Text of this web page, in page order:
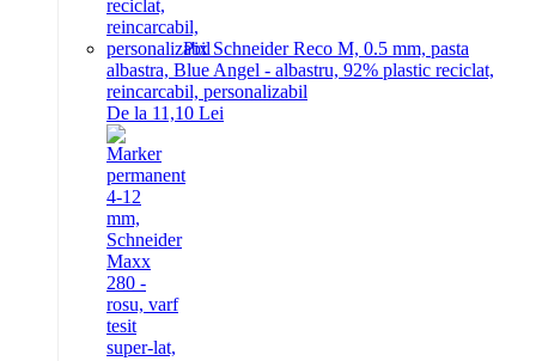
Pix Schneider Reco M, 0.5 mm, pasta
albastra, Blue Angel - albastru, 92% plastic reciclat,
reincarcabil, personalizabil
De la 11,10 Lei